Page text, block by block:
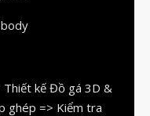
Hệ
Thiết kế Đồ gá 3D &
ghép => Kiểm tra